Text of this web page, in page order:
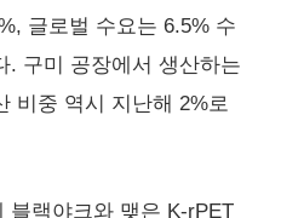
글로벌 수요는 6.5% 수
. 구미 공장에서 생산하는
비중 역시 지난해 2%로
블랙야크와 맺은 K-rPET